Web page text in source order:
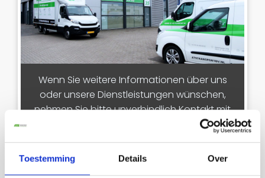
Toestemming Details Over
Wenn Sie weitere Informationen über uns
oder unsere Dienstleistungen wünschen,
nehmen Sie bitte unverbindlich Kontakt mit
Kontakt